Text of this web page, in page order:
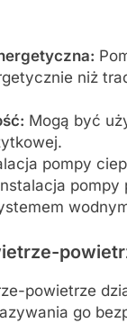
niż
Mogą być
pompy
powietrze
go